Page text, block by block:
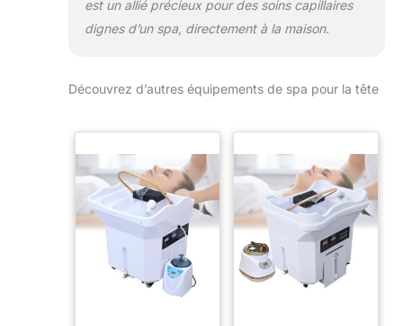
est un allié précieux pour des soins capillaires
dignes d’un spa, directement à la maison.
Découvrez d’autres équipements de spa pour la tête